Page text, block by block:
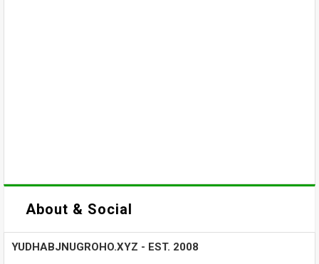
About & Social
YUDHABJNUGROHO.XYZ - EST. 2008